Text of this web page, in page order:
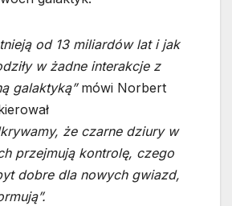
od 13 miliardów lat i jak
w żadne interakcje z
galaktyką”mówi Norbert
że czarne dziury w
przejmują kontrolę, czego
dobre dla nowych gwiazd,